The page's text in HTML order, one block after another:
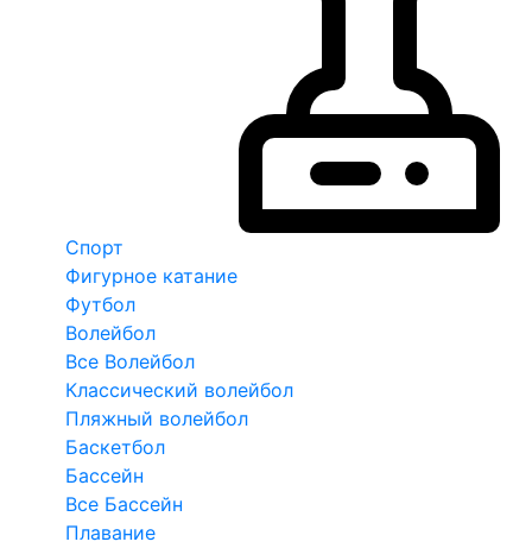
Спорт
Фигурное катание
Футбол
Волейбол
Все Волейбол
Классический волейбол
Пляжный волейбол
Баскетбол
Бассейн
Все Бассейн
Плавание